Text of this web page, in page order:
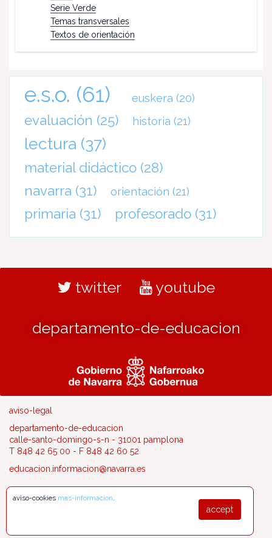
Serie Verde
Temas transversales
Textos de orientación
e.s.o. (61) euskera (20)
evaluación (25) historia (21)
lectura (37)
material didáctico (28)
navarra (31) orientación (21)
primaria (31) profesorado (31)
twitter youtube
departamento-de-educacion
aviso-legal
departamento-de-educacion
calle-santo-domingo-s-n - 31001 pamplona
T 848 42 65 00 - F 848 42 60 52
educacion.informacion@navarra.es
accept
aviso-cookies mas-informacion.